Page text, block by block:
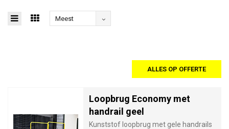
Meest
ALLES OP OFFERTE
Loopbrug Economy met
handrail geel
Kunststof loopbrug met gele handrails